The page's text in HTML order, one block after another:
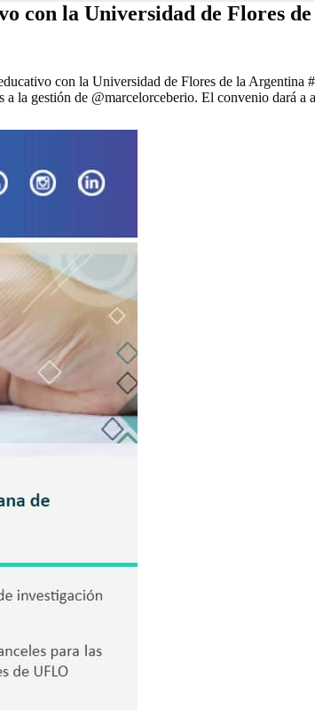
con la Universidad de Flores
con la Universidad de Flores de la Argentina
gestión de @marcelorceberio. El convenio dará a